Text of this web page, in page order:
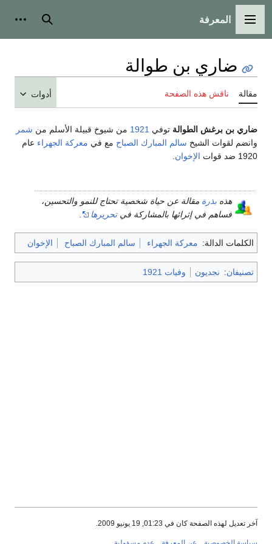
القائمة الرئيسية
المعرفة بحث
ضاري بن طوالة
مقالة ناقش هذه الصفحة أدوات
ضاري بن برغش الطوالة توفي 1921 من شيوخ قبيلة الأسلم من شمر
وانضم لقوات الشيخ سالم المبارك الصباح مع في معركة الجهراء عام
1920 ضد قوات
الإخوان
هذه بذرة مقالة عن حياة شخصية تحتاج للنمو والتحسين،
فساهم في إثرائها بالمشاركة فيتحريرها
الكلمات الدالة: معركة الجهراء سالم المبارك الصباح الإخوان
تصنيفان: نجديون وفيات 1921
آخر تعديل لهذه الصفحة كان في 01:23, 19 يونيو 2009.